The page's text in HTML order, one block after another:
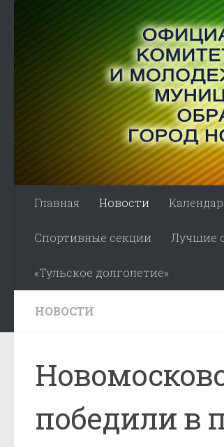
Главная Новости
Спортивные секции Лучшие
«Тульское долголетие»
НОВОСТИ
победили в